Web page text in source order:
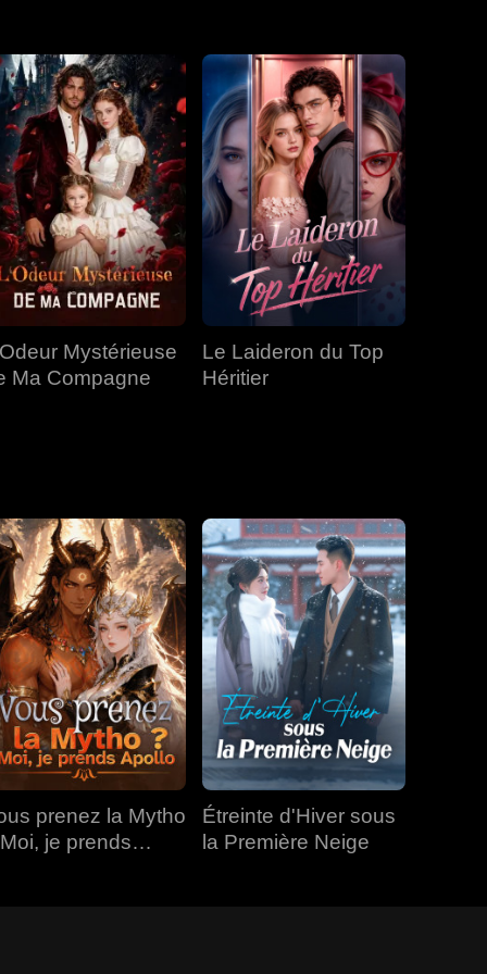
EP 34 EP 35 EP 36
EP 37 EP 38 EP 39
EP 40
Mystérieuse
Ma Compagne
Le Laideron du Top
Héritier
prenez la Mytho
je prends
Étreinte d'Hiver sous
la Première Neige